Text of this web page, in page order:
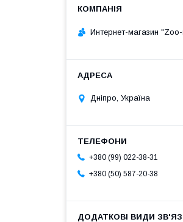
Интернет-магазин
Дніпро, Україна
+380 (99) 022-38-31
+380 (50) 587-20-38